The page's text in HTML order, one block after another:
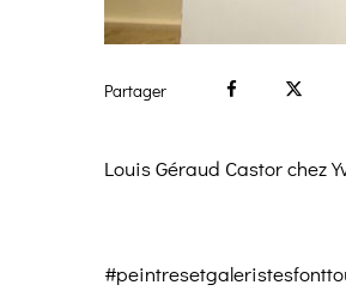
Partager
Louis Géraud Castor chez